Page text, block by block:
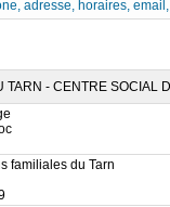
adresse, horaires,
TARN - CENTRE SOCIAL
familiales du Tarn